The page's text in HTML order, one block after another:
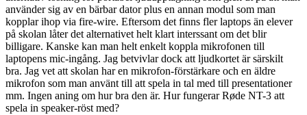
använder sig av en bärbar dator plus en annan modul som man
kopplar ihop via fire-wire. Eftersom det finns fler laptops än elever
på skolan låter det alternativet helt klart interssant om det blir
billigare. Kanske kan man helt enkelt koppla mikrofonen till
laptopens mic-ingång. Jag betvivlar dock att ljudkortet är särskilt
bra. Jag vet att skolan har en mikrofon-förstärkare och en äldre
mikrofon som man använt till att spela in tal med till presentationer
mm. Ingen aning om hur bra den är. Hur fungerar Røde NT-3 att
spela in speaker-röst med?